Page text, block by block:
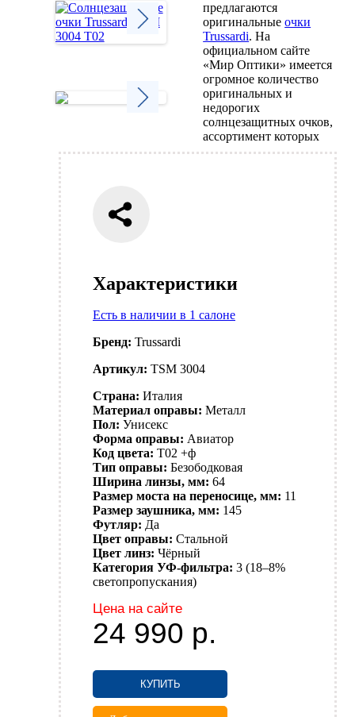
Характеристики
Есть в наличии в 1 салоне
Бренд: Trussardi
Артикул: TSM 3004
Страна: Италия
Материал оправы: Металл
Пол: Унисекс
Форма оправы: Авиатор
Код цвета: T02 +ф
Тип оправы: Безободковая
Ширина линзы, мм: 64
Размер моста на переносице, мм: 11
Размер заушника, мм: 145
Футляр: Да
Цвет оправы: Стальной
Цвет линз: Чёрный
Категория УФ-фильтра: 3 (18–8%
светопропускания)
Цена на сайте
24 990 р.
КУПИТЬ
предлагаются
оригинальныеочки
Trussardi. На
официальном сайте
«Мир Оптики» имеется
огромное количество
оригинальных и
недорогих
солнцезащитных очков,
ассортимент которых